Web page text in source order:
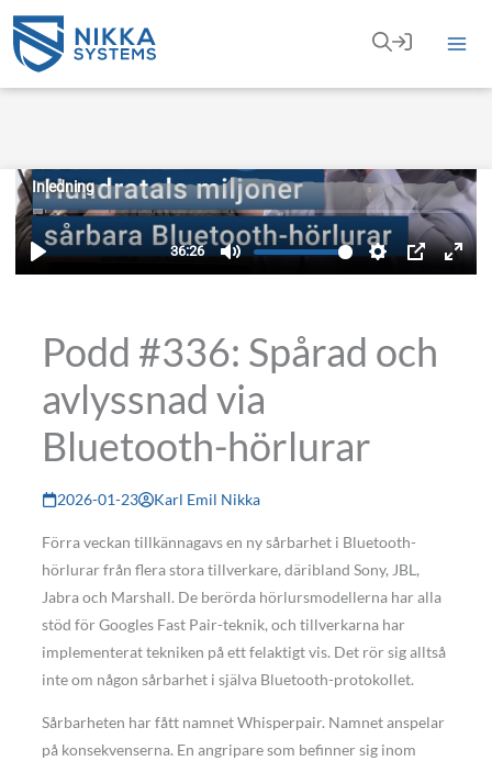
Hoppa
innehåll
Podd #336: Spårad och
avlyssnad via
Bluetooth-hörlurar
2026-01-23 Karl Emil Nikka
Förra veckan tillkännagavs en ny sårbarhet i Bluetooth-
hörlurar från flera stora tillverkare, däribland Sony, JBL,
Jabra och Marshall. De berörda hörlursmodellerna har alla
stöd för Googles Fast Pair-teknik, och tillverkarna har
implementerat tekniken på ett felaktigt vis. Det rör sig alltså
inte om någon sårbarhet i själva Bluetooth-protokollet.
Sårbarheten har fått namnet Whisperpair. Namnet anspelar
på konsekvenserna. En angripare som befinner sig inom